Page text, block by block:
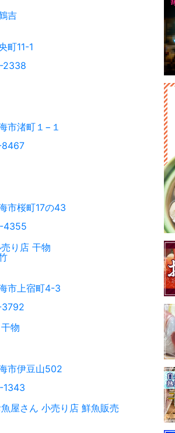
吉
町11-1
2338
市渚町１−１
市桜町17の43
4355
り店 干物
市上宿町4-3
干物
市伊豆山502
屋さん 小売り店 鮮魚販売